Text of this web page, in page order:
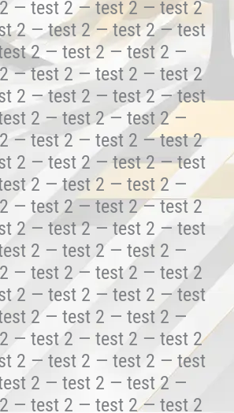
— test 2 — test 2 — test 2
2 — test 2 — test 2 — test
2 — test 2 — test 2 —
— test 2 — test 2 — test 2
2 — test 2 — test 2 — test
2 — test 2 — test 2 —
— test 2 — test 2 — test 2
2 — test 2 — test 2 — test
2 — test 2 — test 2 —
— test 2 — test 2 — test 2
2 — test 2 — test 2 — test
2 — test 2 — test 2 —
— test 2 — test 2 — test 2
2 — test 2 — test 2 — test
2 — test 2 — test 2 —
— test 2 — test 2 — test 2
2 — test 2 — test 2 — test
2 — test 2 — test 2 —
— test 2 — test 2 — test 2